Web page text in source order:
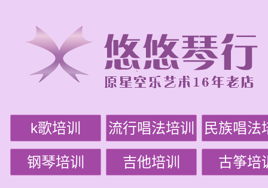
k歌培训 流行唱法培训 民族唱法
钢琴培训 吉他培训 古筝培